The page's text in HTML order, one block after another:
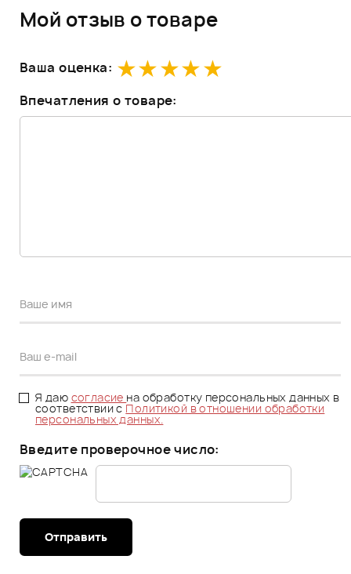
Мой отзыв о товаре
Ваша оценка:
Впечатления о товаре:
Я даю согласие на обработку персональных данных в
соответствии сПолитикой в отношении обработки
персональных данных.
Введите проверочное число:
Отправить